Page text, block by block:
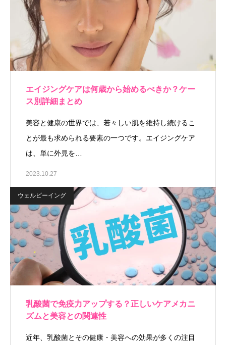
エイジングケアは何歳から始めるべきか？ケー
ス別詳細まとめ
美容と健康の世界では、若々しい肌を維持し続けるこ
とが最も求められる要素の一つです。エイジングケア
は、単に外見を…
2023.10.27
ウェルビーイング
乳酸菌で免疫力アップする？正しいケアメカニ
ズムと美容との関連性
近年、乳酸菌とその健康・美容への効果が多くの注目